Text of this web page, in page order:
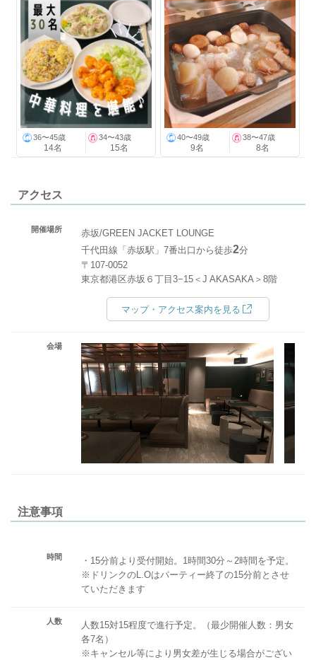
36〜45歳
14名
34〜43歳
15名
40〜49歳
9名
38〜47歳
8名
アクセス
開催場所
赤坂/GREEN JACKET LOUNGE
千代田線「赤坂駅」7番出口から徒歩2分
〒107-0052
東京都港区赤坂６丁目3−15＜J AKASAKA＞8階
マップ・アクセス案内を見る
会場
注意事項
時間
・15分前より受付開始。1時間30分～2時間を予定。
※ドリンクのL.Oはパーティー終了の15分前とさせ
ていただきます
人数
人数15対15程度で進行予定。（最少開催人数：男女
各7名）
※キャンセル等により男女差が生じる場合がござい